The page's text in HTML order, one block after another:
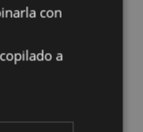
de 2022.
con
a